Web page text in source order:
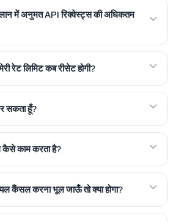
में अनुमत API रिक्वेस्ट्स की अधिकतम
रेट लिमिट कब रीसेट होगी?
सकता हूँ?
कैसे काम करता है?
कैंसल करना भूल जाऊँ तो क्या होगा?